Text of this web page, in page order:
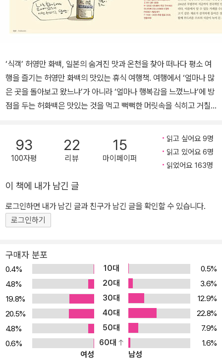
‘식객’ 허영만 화백, 일본의 숨겨진 맛과 온천을 찾아 떠나다 평소 여
행을 즐기는 허영만 화백의 맛있는 휴식 여행책. 여행에서 ‘얼마나 많
은 곳을 돌아보고 왔느냐’가 아니라 ‘얼마나 행복감을 느꼈느냐’에 방
점을 두는 허화백은 맛있는 것을 먹고 뻑뻑한 머릿속을 식히고 거칠
한 허화백이 식객의 스토리 작업을 함께한 이호준 씨와 함께 이번에
는 일본으로 떠났다. 지난 2년 간의 철저한 취재를 통해 탄생한 이 책
천들이 소개된다. 또한 ‘맛’과 ‘휴식’을 찾아 떠났지만 그들은 일본 곳
곳에 숨어 있는 달인들을 만나 인생의 작은 ‘깨달음’까지 덤으로 얻게
되었다. 요즘 우리나라에 불고 있는 흰라면 열풍의 주역인 나가사키
짬뽕. 실제로 1,000개의 음식점에서 이 하얀 짬뽕을 맛볼 수 있을 정
없으면 가게 문을 닫아야 한다’라는 말이 있을 정도로 진하고도 풍부
한 맛을 자랑한다. 그런가 하면 시즈오카의 미시다 장어덮밥은 고슬
고슬 잘 지어진 윤기 흐르는 밥 위에 장어가 잘 어우러져 부드럽고 고
소하다. “이 세상에는 대신할 수 있는 음식도 있지만, 장어를 대신할
수 있는 것은 아무것도 없다”라는 무라카미 하루키의 말이 과장이 아
니라는 것을 혀로 확인할 수 있을 정도이다. 아오모리의 아오니 온천
은 문명이 닿지 않은 곳으로 모든 것이 느릿느릿 움직인다. 이 곳은 어
둠이 내리면 180여 개의 램프가 온천 구석구석을 밝히는데 온천에
93
100자평
22
리뷰
15
마이페이퍼
읽고 싶어요 9명
읽고 있어요 6명
읽었어요 163명
이 책에 내가 남긴 글
로그인하면 내가 남긴 글과 친구가 남긴 글을 확인할 수 있습니다.
로그인하기
구매자 분포
0.4% 10대
0.5%
4.8%
20대
3.6%
19.8%
30대
12.9%
20.5%
40대
22.8%
4.8%
50대
7.9%
0.6%
60대
1.6%
여성
남성